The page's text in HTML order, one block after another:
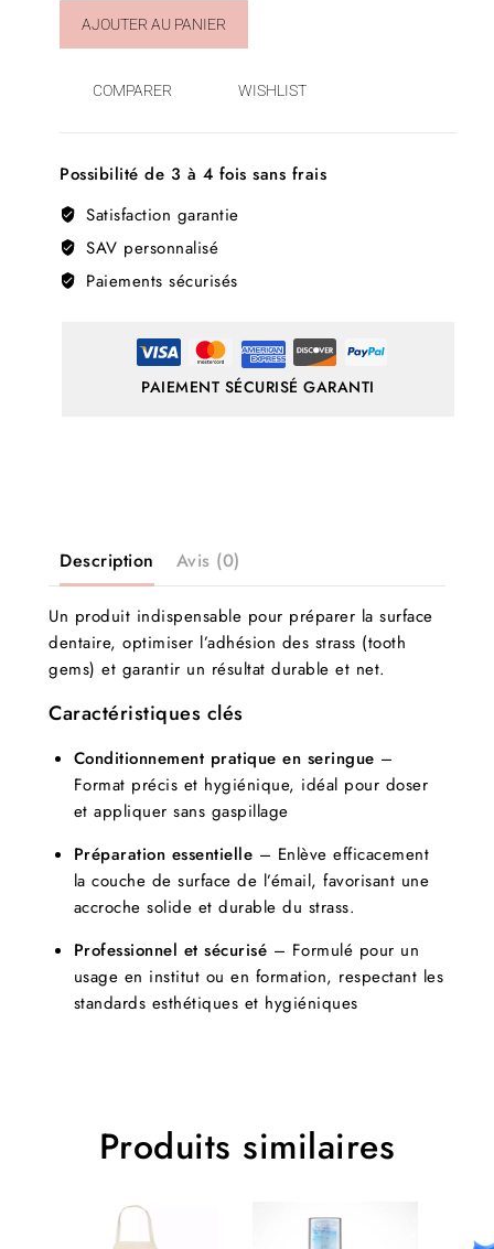
AJOUTER AU PANIER
COMPARER WISHLIST
Possibilité de 3 à 4 fois sans frais
Satisfaction garantie
SAV personnalisé
Paiements sécurisés
PAIEMENT SÉCURISÉ GARANTI
Description Avis (0)
Un produit indispensable pour préparer la surface
dentaire, optimiser l’adhésion des strass (tooth
gems) et garantir un résultat durable et net.
Caractéristiques clés
Conditionnement pratique en seringue –
Format précis et hygiénique, idéal pour doser
et appliquer sans gaspillage
Préparation essentielle – Enlève efficacement
la couche de surface de l’émail, favorisant une
accroche solide et durable du strass.
Professionnel et sécurisé – Formulé pour un
usage en institut ou en formation, respectant les
standards esthétiques et hygiéniques
Produits similaires